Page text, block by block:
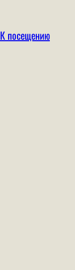
К посещению